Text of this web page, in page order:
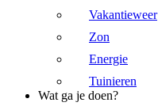
Vakantieweer
Zon
Energie
Tuinieren
Wat ga je doen?